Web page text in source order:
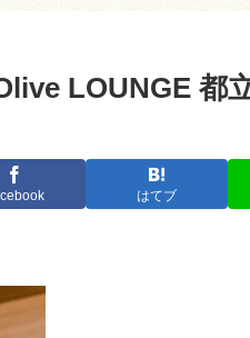
LOUNGE 都
はてブ